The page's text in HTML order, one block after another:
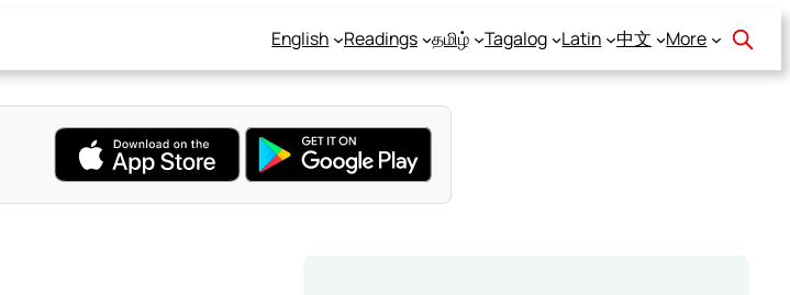
English Readings தமிழ் Tagalog Latin 中文 More